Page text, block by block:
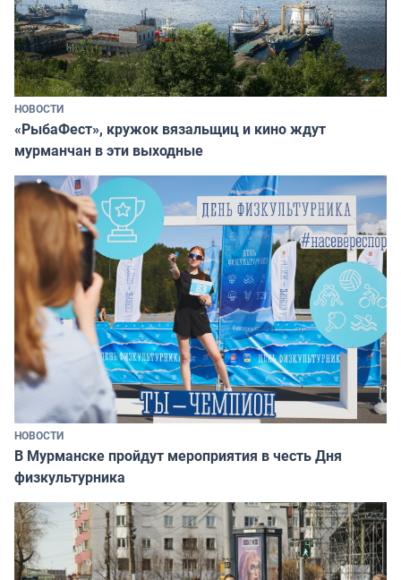
НОВОСТИ
«РыбаФест», кружок вязальщиц и кино ждут
мурманчан в эти выходные
НОВОСТИ
В Мурманске пройдут мероприятия в честь Дня
физкультурника